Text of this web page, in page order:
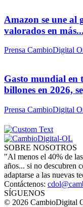
Amazon se une al
valorados en más...
Prensa CambioDigital
Gasto mundial en
billones en 2026,
Prensa CambioDigital
SOBRE NOSOTROS
"Al menos el 40% de
años... si no descubren
adaptarse a las nuevas
Contáctenos:
SÍGUENOS
© 2026 CambioDigital